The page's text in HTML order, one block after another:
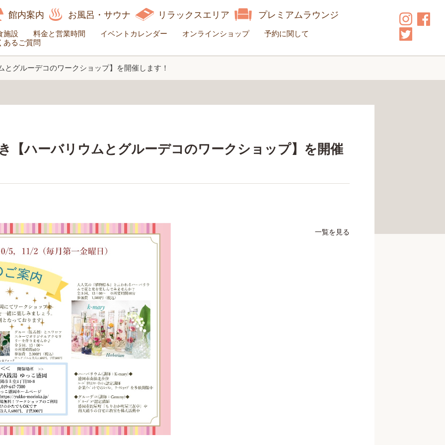
館内案内 お風呂・サウナ リラックスエリア プレミアムラウンジ
施設 料金と営業時間 イベントカレンダー オンラインショップ
予約に関して
あるご質問
とグルーデコのワークショップ】を開催します！
【ハーバリウムとグルーデコのワークショップ】を開催
一覧を見る